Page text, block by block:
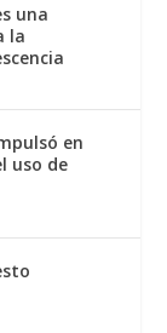
una
la
en
uso de